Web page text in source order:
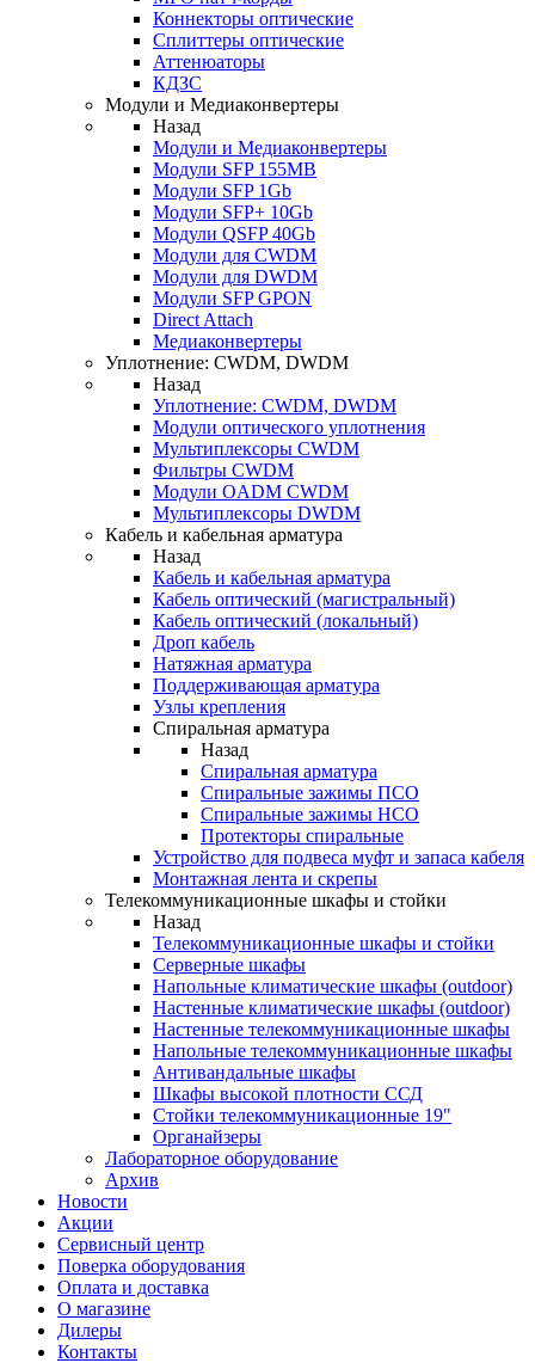
Коннекторы оптические
Сплиттеры оптические
Аттенюаторы
КДЗС
Модули и Медиаконвертеры
Назад
Модули и Медиаконвертеры
Модули SFP 155MB
Модули SFP 1Gb
Модули SFP+ 10Gb
Модули QSFP 40Gb
Модули для CWDM
Модули для DWDM
Модули SFP GPON
Direct Attach
Медиаконвертеры
Уплотнение: CWDM, DWDM
Назад
Уплотнение: CWDM, DWDM
Модули оптического уплотнения
Мультиплексоры CWDM
Фильтры CWDM
Модули OADM CWDM
Мультиплексоры DWDM
Кабель и кабельная арматура
Назад
Кабель и кабельная арматура
Кабель оптический (магистральный)
Кабель оптический (локальный)
Дроп кабель
Натяжная арматура
Поддерживающая арматура
Узлы крепления
Спиральная арматура
Назад
Спиральная арматура
Спиральные зажимы ПСО
Спиральные зажимы НСО
Протекторы спиральные
Устройство для подвеса муфт и запаса кабеля
Монтажная лента и скрепы
Телекоммуникационные шкафы и стойки
Назад
Телекоммуникационные шкафы и стойки
Серверные шкафы
Напольные климатические шкафы (outdoor)
Настенные климатические шкафы (outdoor)
Настенные телекоммуникационные шкафы
Напольные телекоммуникационные шкафы
Антивандальные шкафы
Шкафы высокой плотности ССД
Стойки телекоммуникационные 19"
Органайзеры
Лабораторное оборудование
Архив
Новости
Акции
Сервисный центр
Поверка оборудования
Оплата и доставка
О магазине
Дилеры
Контакты